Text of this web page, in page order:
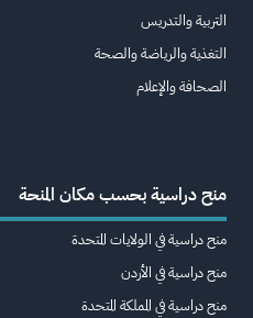
التربية والتدريس
التغذية والرياضة والصحة
الصحافة والإعلام
منح دراسية بحسب مكان المنحة
منح دراسية في الولايات المتحدة
منح دراسية في الأردن
منح دراسية في المملكة المتحدة